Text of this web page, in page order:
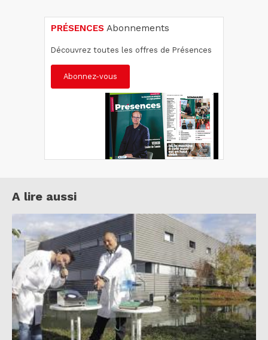
PRÉSENCES Abonnements
Découvrez toutes les offres de Présences
Abonnez-vous
A lire aussi